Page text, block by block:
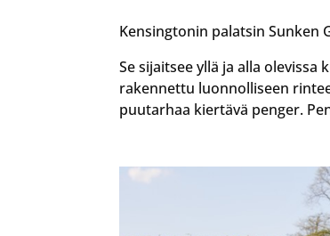
Kensingtonin palatsin Sunken
Se sijaitsee yllä ja alla
rakennettu luonnolliseen
puutarhaa kiertävä penger.